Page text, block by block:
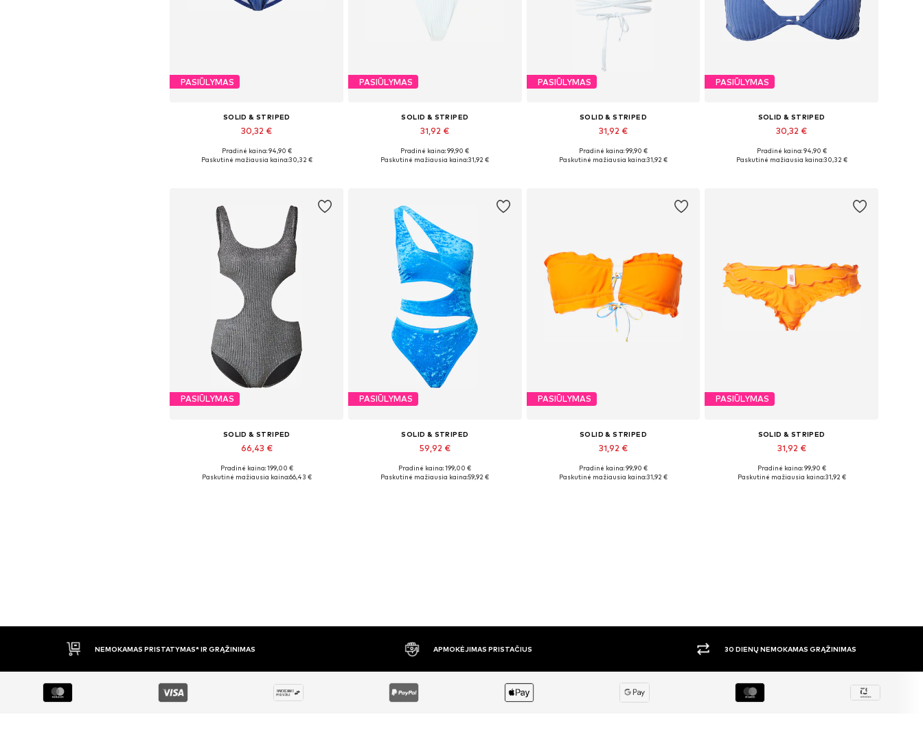
PASIŪLYMAS
SOLID & STRIPED
30,32 €
Galimi dydžiai: S, M, L
Pradinė kaina: 94,90 €
Paskutinė mažiausia kaina:30,32 €
PASIŪLYMAS
SOLID & STRIPED
31,92 €
Galimi dydžiai: M, L
Pradinė kaina: 99,90 €
Paskutinė mažiausia kaina:31,92 €
PASIŪLYMAS
SOLID & STRIPED
31,92 €
Galimi dydžiai: 80, 90
Pradinė kaina: 99,90 €
Paskutinė mažiausia kaina:31,92 €
PASIŪLYMAS
SOLID & STRIPED
30,32 €
Galimi dydžiai: 80
Pradinė kaina: 94,90 €
Paskutinė mažiausia kaina:30,32 €
PASIŪLYMAS
SOLID & STRIPED
66,43 €
Galimi dydžiai: XS, S
Pradinė kaina: 199,00 €
Paskutinė mažiausia kaina:66,43 €
PASIŪLYMAS
SOLID & STRIPED
59,92 €
Galimi dydžiai: M
Pradinė kaina: 199,00 €
Paskutinė mažiausia kaina:59,92 €
PASIŪLYMAS
SOLID & STRIPED
31,92 €
Galimi dydžiai: 90
Pradinė kaina: 99,90 €
Paskutinė mažiausia kaina:31,92 €
PASIŪLYMAS
SOLID & STRIPED
31,92 €
Galimi dydžiai: S
Pradinė kaina: 99,90 €
Paskutinė mažiausia kaina:31,92 €
APMOKĖJIMAS PRISTAČIUS 30 DIENŲ NEMOKAMAS GRĄŽINIMAS DIDELIS PASIRINKIMAS